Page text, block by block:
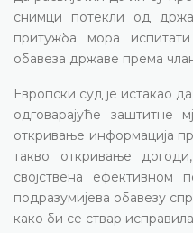
снимци потекли од
притужба мора
обавеза државе према
Европски суд је истакао
одговарајуће заштитне
откривање информација
такво откривање
својствена ефективном
подразумијева обавезу
како би се ствар